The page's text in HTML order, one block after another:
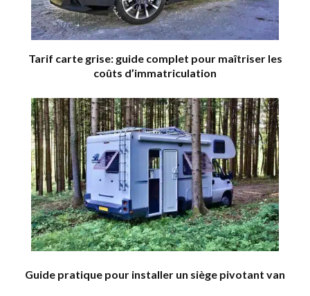
Tarif carte grise: guide complet pour maîtriser les
coûts d’immatriculation
Guide pratique pour installer un siège pivotant van